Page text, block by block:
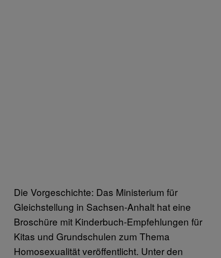
Die Vorgeschichte: Das Ministerium für
Gleichstellung in Sachsen-Anhalt hat eine
Broschüre mit Kinderbuch-Empfehlungen für
Kitas und Grundschulen zum Thema
Homosexualität veröffentlicht. Unter den